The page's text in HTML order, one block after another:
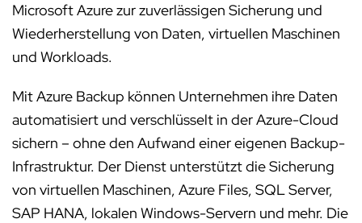
Microsoft Azure zur zuverlässigen Sicherung und
Wiederherstellung von Daten, virtuellen Maschinen
und Workloads.
Mit Azure Backup können Unternehmen ihre Daten
automatisiert und verschlüsselt in der Azure-Cloud
sichern – ohne den Aufwand einer eigenen Backup-
Infrastruktur. Der Dienst unterstützt die Sicherung
von virtuellen Maschinen, Azure Files, SQL Server,
SAP HANA, lokalen Windows-Servern und mehr. Die